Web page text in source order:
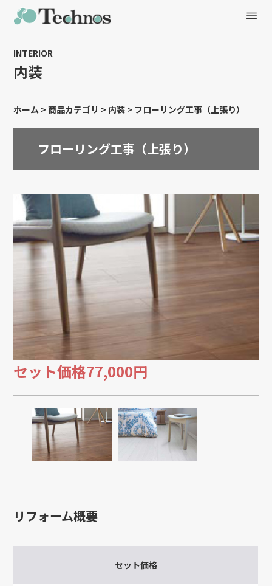
INTERIOR
内装
ホーム >商品カテゴリ > 内装 > フローリング工事（上張り）
フローリング工事（上張り）
セット価格77,000円
リフォーム概要
セット価格